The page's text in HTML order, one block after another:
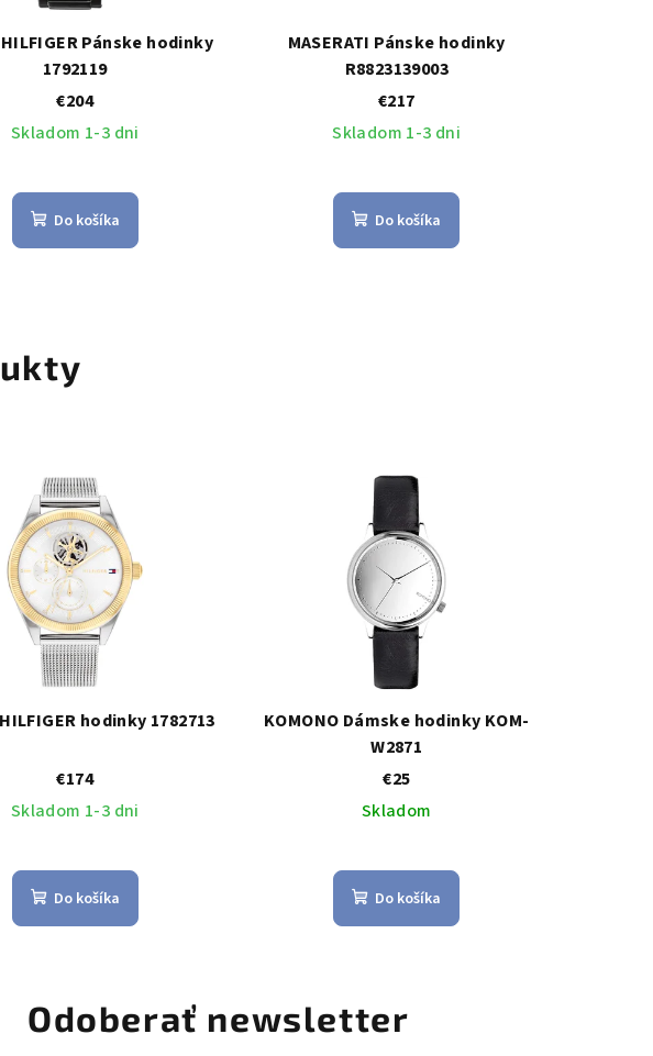
HILFIGER Pánske hodinky
1792119
€204
Skladom 1-3 dni
Do košíka
MASERATI Pánske hodinky
R8823139003
€217
Skladom 1-3 dni
Do košíka
hodinky 1782713
€174
Skladom 1-3 dni
Do košíka
KOMONO Dámske hodinky KOM-
W2871
€25
Skladom
Do košíka
Odoberať newsletter